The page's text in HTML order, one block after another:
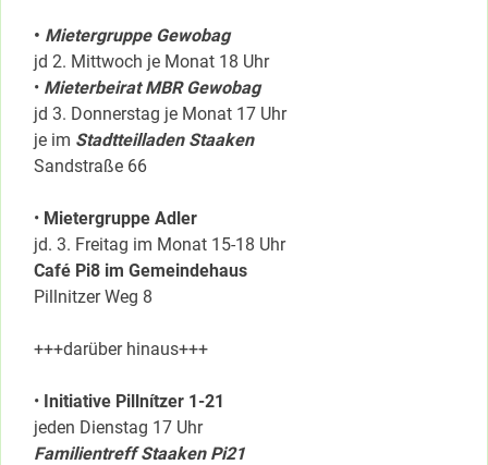
• Mietergruppe Gewobag
jd 2. Mittwoch je Monat 18 Uhr
• Mieterbeirat MBR Gewobag
jd 3. Donnerstag je Monat 17 Uhr
je im Stadtteilladen Staaken
Sandstraße 66
• Mietergruppe Adler
jd. 3. Freitag im Monat 15-18 Uhr
Café Pi8 im Gemeindehaus
Pillnitzer Weg 8
+++darüber hinaus+++
• Initiative Pillnítzer 1-21
jeden Dienstag 17 Uhr
Familientreff Staaken Pi21